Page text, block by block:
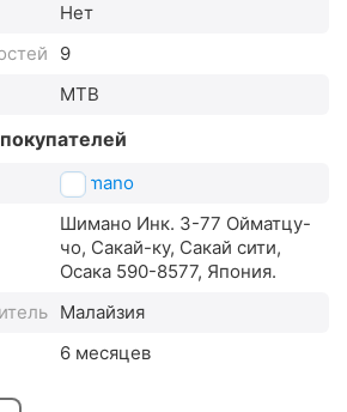
Нет
9
MTB
Shimano
Шимано Инк. 3-77 Ойматцу-
чо, Сакай-ку, Сакай сити,
Осака 590-8577, Япония.
Малайзия
6 месяцев